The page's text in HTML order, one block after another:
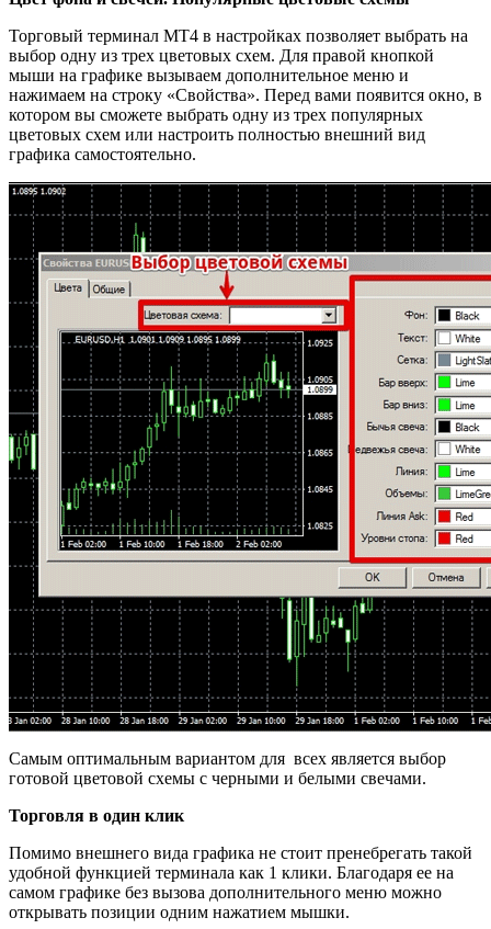
Торговый терминал МТ4 в настройках позволяет выбрать на
выбор одну из трех цветовых схем. Для правой кнопкой
мыши на графике вызываем дополнительное меню и
нажимаем на строку «Свойства». Перед вами появится окно, в
котором вы сможете выбрать одну из трех популярных
цветовых схем или настроить полностью внешний вид
графика самостоятельно.
Самым оптимальным вариантом для всех является выбор
готовой цветовой схемы с черными и белыми свечами.
Торговля в один клик
Помимо внешнего вида графика не стоит пренебрегать такой
удобной функцией терминала как 1 клики. Благодаря ее на
самом графике без вызова дополнительного меню можно
открывать позиции одним нажатием мышки.